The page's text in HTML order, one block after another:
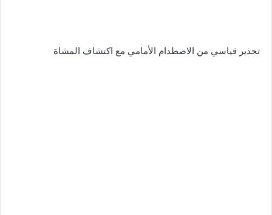
تحذير قياسي من الاصطدام الأمامي مع اكتشاف المشاة